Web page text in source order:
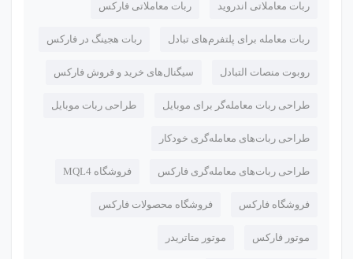
ربات معاملاتی اندروید ربات معاملاتی فارکس
ربات معامله برای پلتفرم‌های تبادل ربات هجینگ در فارکس
روبوت منصات التبادل سیگنال‌های خرید و فروش فارکس
طراحی ربات معامله‌گر برای موبایل طراحی ربات موبایل
طراحی ربات‌های معامله‌گری خودکار
طراحی ربات‌های معامله‌گری فارکس فروشگاه MQL4
فروشگاه فارکس فروشگاه محصولات فارکس
موتور فارکس موتور متاتریدر